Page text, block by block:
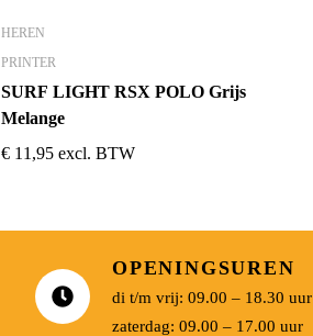
HEREN
PRINTER
SURF LIGHT RSX POLO Grijs
Melange
€ 11,95 excl. BTW
OPENINGSUREN
di t/m vrij: 09.00 – 18.30 uur
zaterdag: 09.00 – 17.00 uur